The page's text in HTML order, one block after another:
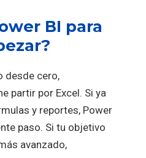
BI para
desde cero,
partir por Excel. Si ya
y reportes, Power
paso. Si tu objetivo
avanzado,